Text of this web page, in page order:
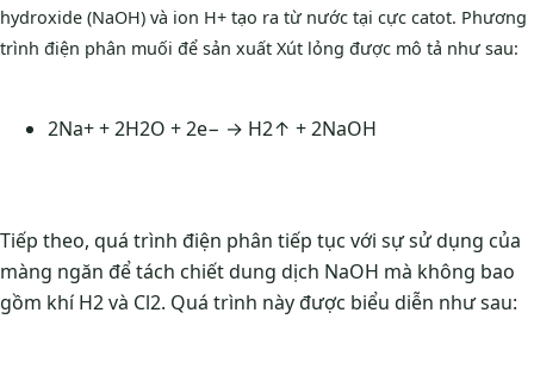
hydroxide (NaOH) và ion H+ tạo ra từ nước tại cực catot. Phương
trình điện phân muối để sản xuất Xút lỏng được mô tả như sau:
2Na+ + 2H2O + 2e− → H2​↑ + 2NaOH
Tiếp theo, quá trình điện phân tiếp tục với sự sử dụng của
màng ngăn để tách chiết dung dịch NaOH mà không bao
gồm khí H2 và Cl2. Quá trình này được biểu diễn như sau: